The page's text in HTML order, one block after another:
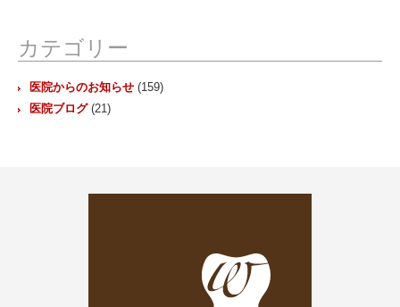
カテゴリー
医院からのお知らせ (159)
医院ブログ(21)